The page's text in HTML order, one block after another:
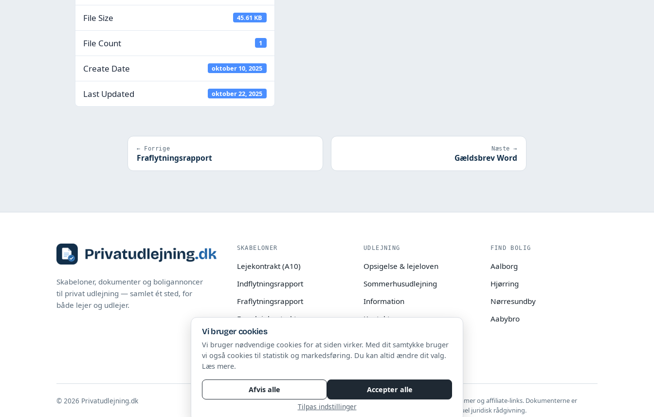
File Size 45.61 KB
File Count 1
Create Date oktober 10, 2025
Last Updated oktober 22, 2025
← Forrige
Fraflytningsrapport
Næste →
Gældsbrev Word
Skabeloner, dokumenter og boligannoncer
til privat udlejning — samlet ét sted, for
både lejer og udlejer.
SKABELONER
Lejekontrakt (A10)
Indflytningsrapport
Fraflytningsrapport
Fremlejekontrakt
Fremtidsfuldmagt
Gældsbrev
UDLEJNING
Opsigelse & lejeloven
Sommerhusudlejning
Information
Kontakt
FIND BOLIG
Aalborg
Hjørring
Nørresundby
Aabybro
© 2026 Privatudlejning.dk
Denne hjemmeside indeholder reklamer og affiliate-links. Dokumenterne er
vejledende og erstatter ikke individuel juridisk rådgivning.
Vi bruger cookies
Vi bruger nødvendige cookies for at siden virker. Med dit samtykke bruger
vi også cookies til statistik og markedsføring. Du kan altid ændre dit valg.
Læs mere.
Afvis alle
Accepter alle
Tilpas indstillinger